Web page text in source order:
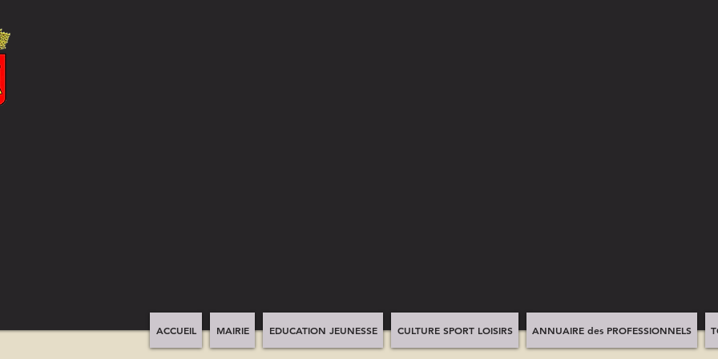
ACCUEIL MAIRIE EDUCATION JEUNESSE CULTURE SPORT LOISIRS ANNUAIRE des PROFESSIONNELS